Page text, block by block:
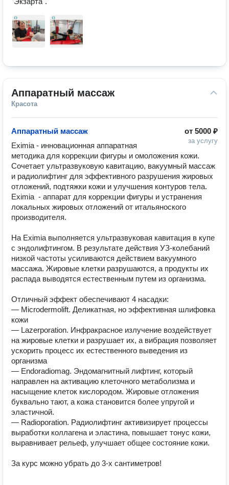
Аппаратный массаж
Красота
от 5000 ₽
за услугу
Аппаратный массаж
Eximia - инновационная аппаратная
методика для коррекции фигуры и омоложения кожи.
Сочетает ультразвуковую кавитацию, вакуумный массаж
и радиолифтинг для эффективного разрушения жировых
отложений, подтяжки кожи и улучшения контуров тела.
Eximia  - аппарат для коррекции фигуры и устранения
локальных жировых отложений от итальяноского
производителя.
На Eximia выполняется ультразвуковая кавитация в купе
с эндолифтингом. В результате действия УЗ-колебаний
низкой частоты усиливаются действием вакуумного
массажа. Жировые клетки разрушаются, а продукты их
распада выводятся естественным путем из организма.
Отличный эффект обеспечивают 4 насадки:
— Microdermolift. Деликатная, но эффективная шлифовка
кожи
— Lazerporation. Инфракрасное излучение воздействует
на жировые клетки и разрушает их, а вибрация позволяет
ускорить процесс их естественного выведения из
организма
— Endoradiomag. Эндомагнитный лифтинг, который
направлен на активацию клеточного метаболизма и
насыщение клеток кислородом. Жировые отложения
буквально тают, а кожа становится более упругой и
эластичной.
— Radioporation. Радиолифтинг активизирует процессы
выработки коллагена и эластина, повышает тонус кожи,
выравнивает рельеф, улучшает общее состояние кожи.
За курс можно убрать до 3-х сантиметров!